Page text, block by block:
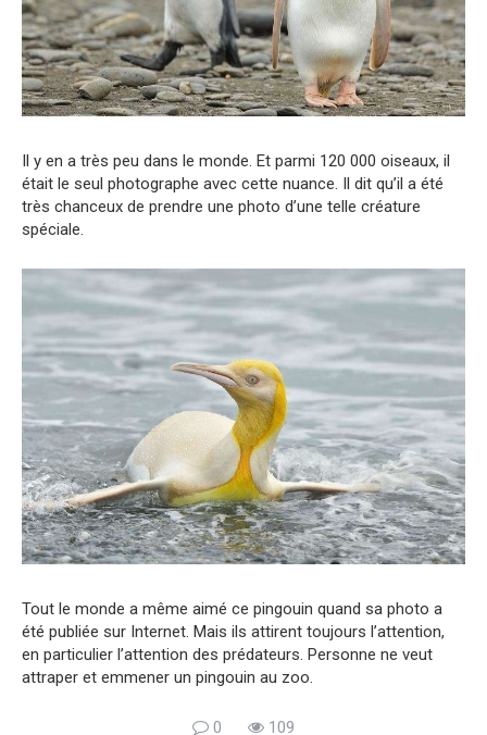
Il y en a très peu dans le monde. Et parmi 120 000 oiseaux, il
était le seul photographe avec cette nuance. Il dit qu’il a été
très chanceux de prendre une photo d’une telle créature
spéciale.
Tout le monde a même aimé ce pingouin quand sa photo a
été publiée sur Internet. Mais ils attirent toujours l’attention,
en particulier l’attention des prédateurs. Personne ne veut
attraper et emmener un pingouin au zoo.
0 109